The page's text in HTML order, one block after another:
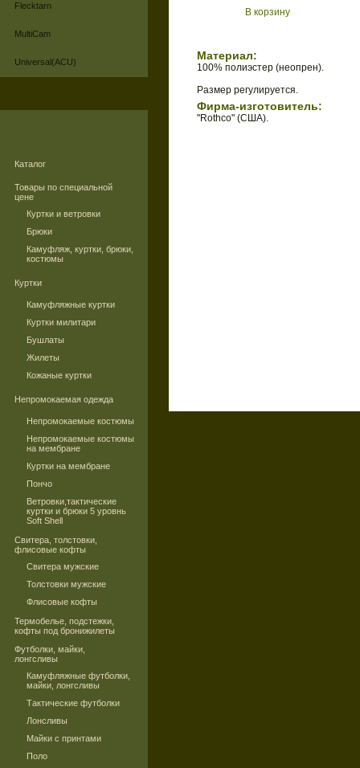
Flecktarn
MultiCam
Universal(ACU)
Каталог
Товары по специальной
цене
Куртки и ветровки
Брюки
Камуфляж, куртки, брюки,
костюмы
Куртки
Камуфляжные куртки
Куртки милитари
Бушлаты
Жилеты
Кожаные куртки
Непромокаемая одежда
Непромокаемые костюмы
Непромокаемые костюмы
на мембране
Куртки на мембране
Пончо
Ветровки,тактические
куртки и брюки 5 уровнь
Soft Shell
Свитера, толстовки,
флисовые кофты
Свитера мужские
Толстовки мужские
Флисовые кофты
Термобелье, подстежки,
кофты под бронижилеты
Футболки, майки,
лонгсливы
Камуфляжные футболки,
майки, лонгсливы
Тактические футболки
Лонсливы
Майки с принтами
Поло
В корзину
Материал:
100% полиэстер (неопрен).
Размер регулируется.
Фирма-изготовитель:
"Rothco" (США).